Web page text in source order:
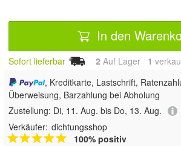
In den
Sofort lieferbar 2 Auf Lager 1
, Kreditkarte, Lastschrift,
Überweisung, Barzahlung bei Abholung
Zustellung: Di, 11. Aug. bis Do, 13. Aug.
Verkäufer: dichtungsshop
100% positiv